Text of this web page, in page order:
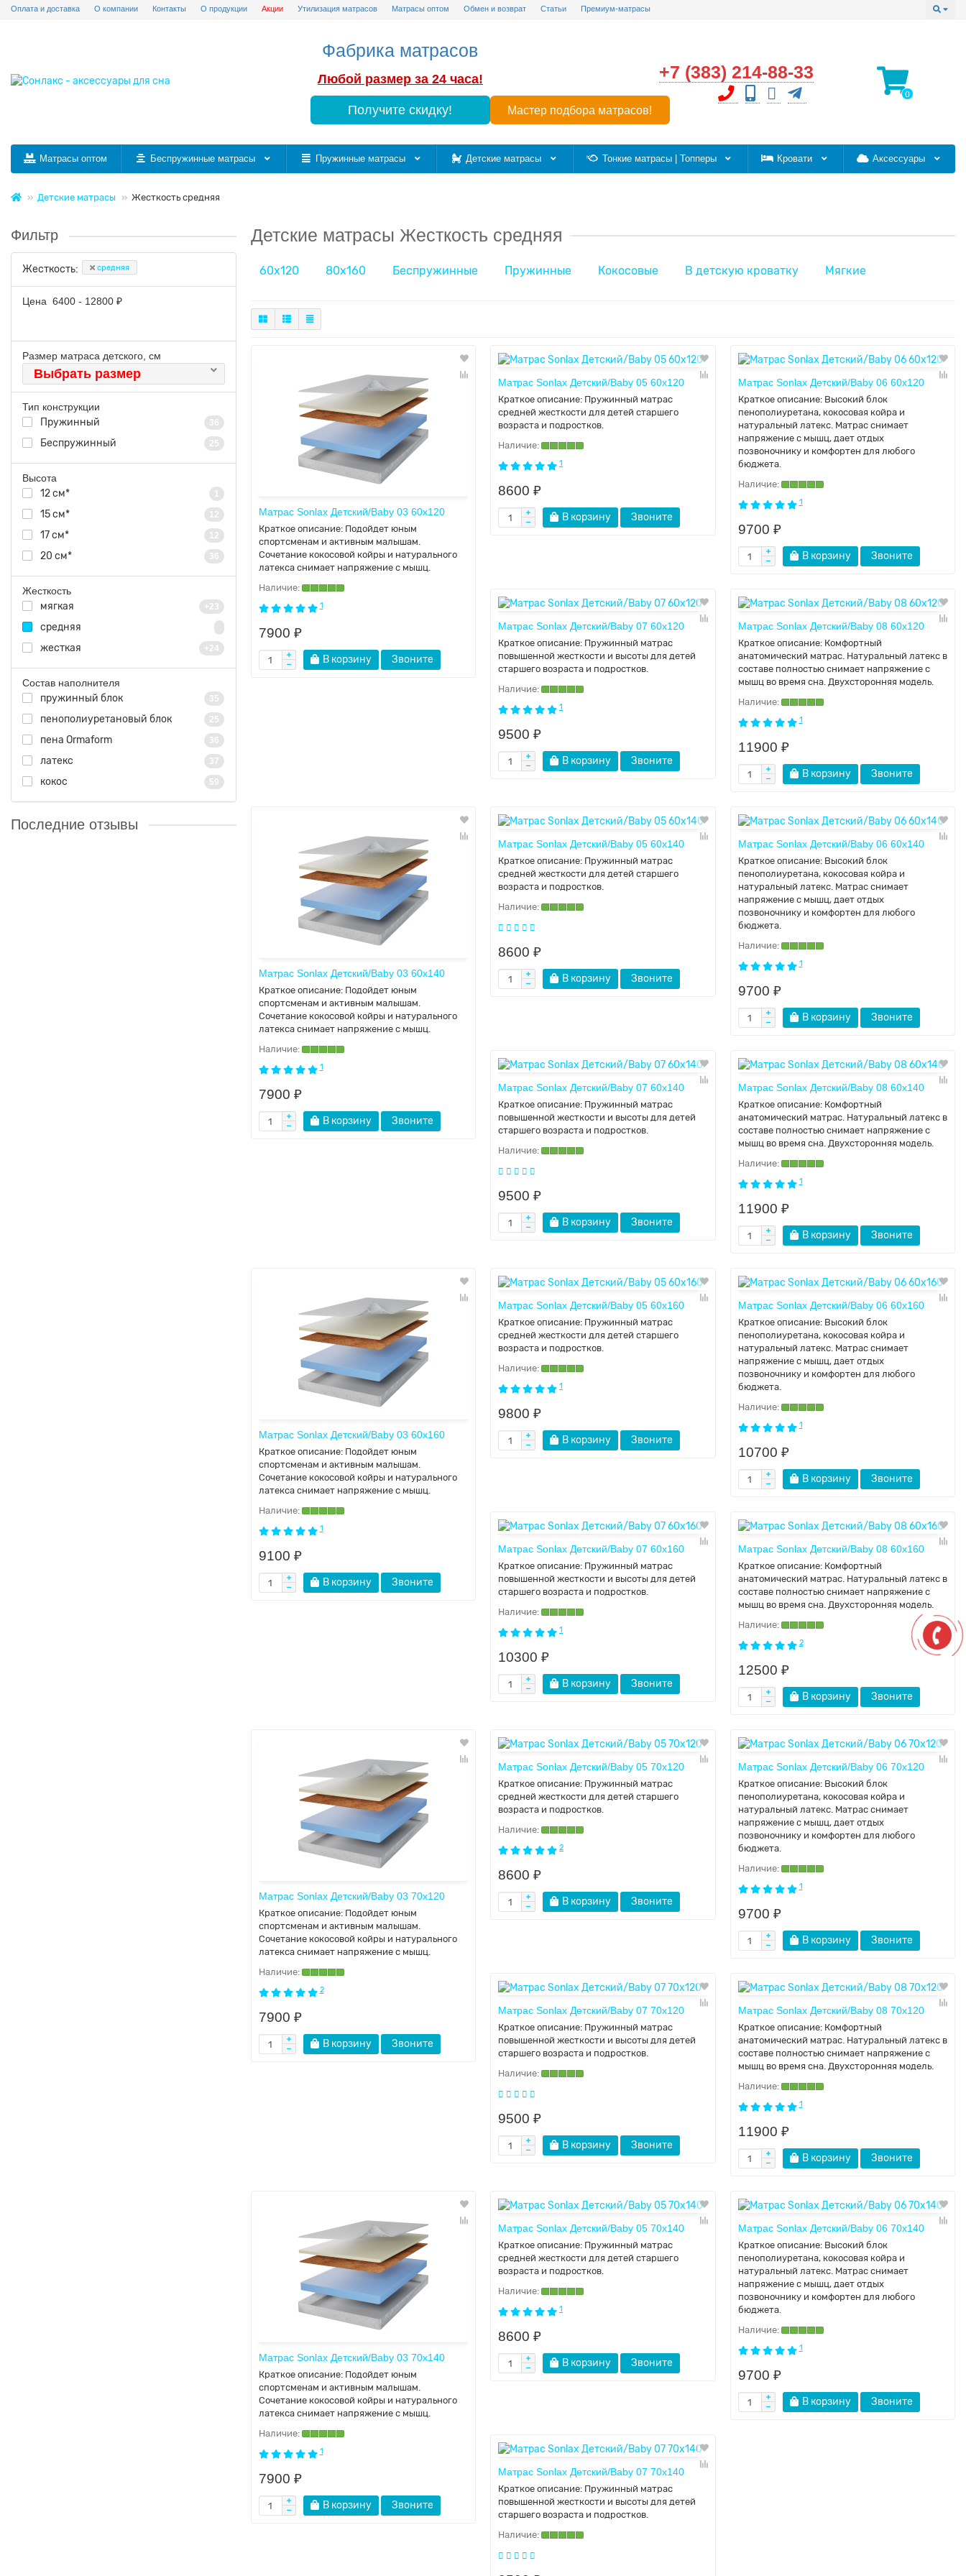
Оплата и доставка О компании Контакты О продукции Акции Утилизация матрасов Матрасы оптом Обмен и возврат Статьи Премиум-матрасы
+7 (383) 214-88-33
0
Фабрика матрасов
Любой размер за 24 часа!
Получите скидку! Мастер подбора матрасов!
Матрасы оптом Беспружинные матрасы Пружинные матрасы Детские матрасы Тонкие матрасы | Топперы Кровати Аксессуары
Детские матрасы Жесткость средняя
Фильтр
Жесткость: средняя
Цена 6400 - 12800 ₽
Размер матраса детского, см
Выбрать размер
Тип конструкции
Пружинный 36
Беспружинный 25
Высота
12 см* 1
15 см* 12
17 см* 12
20 см* 36
Жесткость
мягкая +23
средняя
жесткая
+24
Состав наполнителя
пружинный блок 35
пенополиуретановый блок 25
пена Ormaform 36
латекс 37
кокос 59
Последние отзывы
Детские матрасы Жесткость средняя
60х120 80х160 Беспружинные Пружинные Кокосовые В детскую кроватку Мягкие
Матрас Sonlax Детский/Baby 03 60x120
Краткое описание: Подойдет юным
спортсменам и активным малышам.
Сочетание кокосовой койры и натурального
латекса снимает напряжение с мышц.
1
7900 ₽
В корзину Звоните
Матрас Sonlax Детский/Baby 05 60x120
Краткое описание: Пружинный матрас
средней жесткости для детей старшего
возраста и подростков.
1
8600 ₽
В корзину Звоните
Матрас Sonlax Детский/Baby 06 60x120
Краткое описание: Высокий блок
пенополиуретана, кокосовая койра и
натуральный латекс. Матрас снимает
напряжение с мышц, дает отдых
позвоночнику и комфортен для любого
бюджета.
1
9700 ₽
В корзину Звоните
Матрас Sonlax Детский/Baby 07 60х120
Краткое описание: Пружинный матрас
повышенной жесткости и высоты для детей
старшего возраста и подростков.
1
9500 ₽
В корзину Звоните
Матрас Sonlax Детский/Baby 08 60x120
Краткое описание: Комфортный
анатомический матрас. Натуральный латекс в
составе полностью снимает напряжение с
мышц во время сна. Двухсторонняя модель.
1
11900 ₽
В корзину Звоните
Матрас Sonlax Детский/Baby 03 60x140
Краткое описание: Подойдет юным
спортсменам и активным малышам.
Сочетание кокосовой койры и натурального
латекса снимает напряжение с мышц.
1
7900 ₽
В корзину Звоните
Матрас Sonlax Детский/Baby 05 60x140
Краткое описание: Пружинный матрас
средней жесткости для детей старшего
возраста и подростков.
8600 ₽
В корзину Звоните
Матрас Sonlax Детский/Baby 06 60x140
Краткое описание: Высокий блок
пенополиуретана, кокосовая койра и
натуральный латекс. Матрас снимает
напряжение с мышц, дает отдых
позвоночнику и комфортен для любого
бюджета.
1
9700 ₽
В корзину Звоните
Матрас Sonlax Детский/Baby 07 60х140
Краткое описание: Пружинный матрас
повышенной жесткости и высоты для детей
старшего возраста и подростков.
9500 ₽
В корзину Звоните
Матрас Sonlax Детский/Baby 08 60x140
Краткое описание: Комфортный
анатомический матрас. Натуральный латекс в
составе полностью снимает напряжение с
мышц во время сна. Двухсторонняя модель.
1
11900 ₽
В корзину Звоните
Матрас Sonlax Детский/Baby 03 60x160
Краткое описание: Подойдет юным
спортсменам и активным малышам.
Сочетание кокосовой койры и натурального
латекса снимает напряжение с мышц.
1
9100 ₽
В корзину Звоните
Матрас Sonlax Детский/Baby 05 60x160
Краткое описание: Пружинный матрас
средней жесткости для детей старшего
возраста и подростков.
1
9800 ₽
В корзину Звоните
Матрас Sonlax Детский/Baby 06 60x160
Краткое описание: Высокий блок
пенополиуретана, кокосовая койра и
натуральный латекс. Матрас снимает
напряжение с мышц, дает отдых
позвоночнику и комфортен для любого
бюджета.
1
10700 ₽
В корзину Звоните
Матрас Sonlax Детский/Baby 07 60х160
Краткое описание: Пружинный матрас
повышенной жесткости и высоты для детей
старшего возраста и подростков.
1
10300 ₽
В корзину Звоните
Матрас Sonlax Детский/Baby 08 60x160
Краткое описание: Комфортный
анатомический матрас. Натуральный латекс в
составе полностью снимает напряжение с
мышц во время сна. Двухсторонняя модель.
2
12500 ₽
В корзину Звоните
Матрас Sonlax Детский/Baby 03 70x120
Краткое описание: Подойдет юным
спортсменам и активным малышам.
Сочетание кокосовой койры и натурального
латекса снимает напряжение с мышц.
2
7900 ₽
В корзину Звоните
Матрас Sonlax Детский/Baby 05 70x120
Краткое описание: Пружинный матрас
средней жесткости для детей старшего
возраста и подростков.
2
8600 ₽
В корзину Звоните
Матрас Sonlax Детский/Baby 06 70x120
Краткое описание: Высокий блок
пенополиуретана, кокосовая койра и
натуральный латекс. Матрас снимает
напряжение с мышц, дает отдых
позвоночнику и комфортен для любого
бюджета.
1
9700 ₽
В корзину Звоните
Матрас Sonlax Детский/Baby 07 70х120
Краткое описание: Пружинный матрас
повышенной жесткости и высоты для детей
старшего возраста и подростков.
9500 ₽
В корзину Звоните
Матрас Sonlax Детский/Baby 08 70x120
Краткое описание: Комфортный
анатомический матрас. Натуральный латекс в
составе полностью снимает напряжение с
мышц во время сна. Двухсторонняя модель.
1
11900 ₽
В корзину Звоните
Матрас Sonlax Детский/Baby 03 70x140
Краткое описание: Подойдет юным
спортсменам и активным малышам.
Сочетание кокосовой койры и натурального
латекса снимает напряжение с мышц.
1
7900 ₽
В корзину Звоните
Матрас Sonlax Детский/Baby 05 70x140
Краткое описание: Пружинный матрас
средней жесткости для детей старшего
возраста и подростков.
1
8600 ₽
В корзину Звоните
Матрас Sonlax Детский/Baby 06 70x140
Краткое описание: Высокий блок
пенополиуретана, кокосовая койра и
натуральный латекс. Матрас снимает
напряжение с мышц, дает отдых
позвоночнику и комфортен для любого
бюджета.
1
9700 ₽
В корзину Звоните
Матрас Sonlax Детский/Baby 07 70х140
Краткое описание: Пружинный матрас
повышенной жесткости и высоты для детей
старшего возраста и подростков.